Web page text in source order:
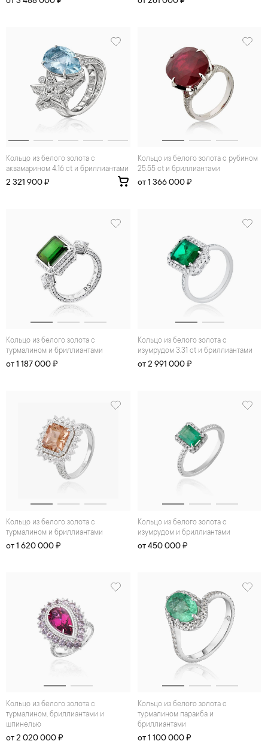
Кольцо из белого золота с
аквамарином 4.16 ct и бриллиантами
2 321 900 ₽
Кольцо из белого золота с рубином
25.55 ct и бриллиантами
от 1 366 000 ₽
Кольцо из белого золота с
турмалином и бриллиантами
от 1 187 000 ₽
Кольцо из белого золота с
изумрудом 3.31 ct и бриллиантами
от 2 991 000 ₽
Кольцо из белого золота с
турмалином и бриллиантами
от 1 620 000 ₽
Кольцо из белого золота с
изумрудом и бриллиантами
от 450 000 ₽
Кольцо из белого золота с
турмалином, бриллиантами и
шпинелью
от 2 020 000 ₽
Кольцо из белого золота с
турмалином параиба и
бриллиантами
от 1 100 000 ₽